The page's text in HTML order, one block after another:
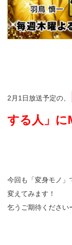
2月1日放送予定の、
する人」に
今回も「変身モノ」
変えてみます！
乞うご期待ください